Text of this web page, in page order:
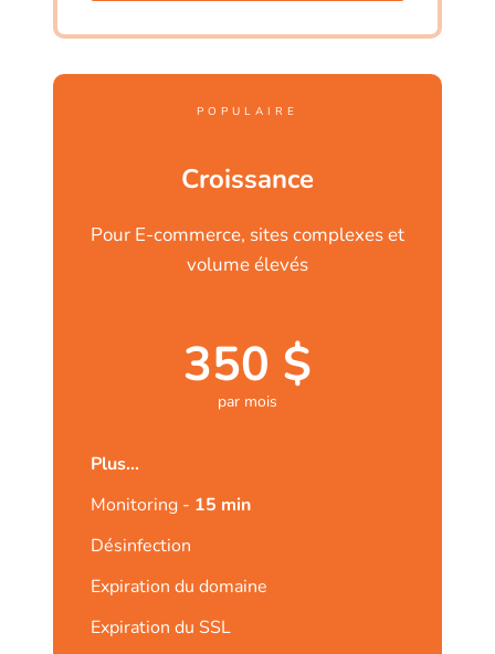
POPULAIRE
Croissance
Pour E-commerce, sites complexes et
volume élevés
350 $
par mois
Plus...
Monitoring - 15 min
Désinfection
Expiration du domaine
Expiration du SSL